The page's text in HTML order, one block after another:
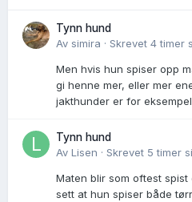
Tynn hund
Av simira · Skrevet 4 timer
Men hvis hun spiser opp
gi henne mer, eller mer
jakthunder er for
Tynn hund
Av Lisen · Skrevet 5 timer
Maten blir som oftest
sett at hun spiser både